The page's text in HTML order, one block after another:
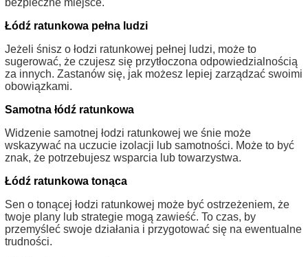
bezpieczne miejsce.
Łódź ratunkowa pełna ludzi
Jeżeli śnisz o łodzi ratunkowej pełnej ludzi, może to
sugerować, że czujesz się przytłoczona odpowiedzialnością
za innych. Zastanów się, jak możesz lepiej zarządzać swoimi
obowiązkami.
Samotna łódź ratunkowa
Widzenie samotnej łodzi ratunkowej we śnie może
wskazywać na uczucie izolacji lub samotności. Może to być
znak, że potrzebujesz wsparcia lub towarzystwa.
Łódź ratunkowa tonąca
Sen o tonącej łodzi ratunkowej może być ostrzeżeniem, że
twoje plany lub strategie mogą zawieść. To czas, by
przemyśleć swoje działania i przygotować się na ewentualne
trudności.